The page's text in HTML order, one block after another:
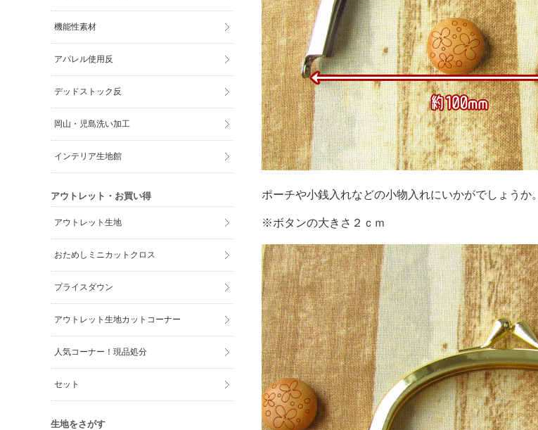
ポーチや小銭入れなどの小物入れにいかがでしょうか。
※ボタンの大きさ２ｃｍ
機能性素材
アパレル使用反
デッドストック反
岡山・児島洗い加工
インテリア生地館
アウトレット・お買い得
アウトレット生地
おためしミニカットクロス
プライスダウン
アウトレット生地カットコーナー
人気コーナー！現品処分
セット
生地をさがす